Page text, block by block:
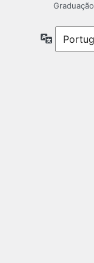
Graduação
Idioma